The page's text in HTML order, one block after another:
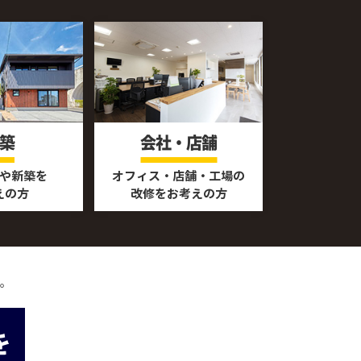
新築を
の方
会社・店舗
オフィス・店舗・工場の
改修をお考えの方